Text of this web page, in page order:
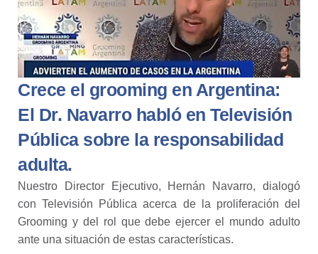
Crece el grooming en Argentina:
El Dr. Navarro habló en Televisión
Pública sobre la responsabilidad
adulta.
Nuestro Director Ejecutivo, Hernán Navarro, dialogó
con Televisión Pública acerca de la proliferación del
Grooming y del rol que debe ejercer el mundo adulto
ante una situación de estas características.